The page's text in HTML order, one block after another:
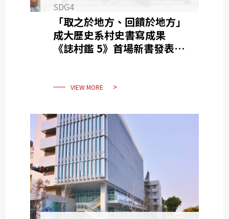
SDG4
「取之於地方、回饋於地方」
成大歷史系村史書寫成果
《誌村鑑 5》首場新書發表會
VIEW MORE